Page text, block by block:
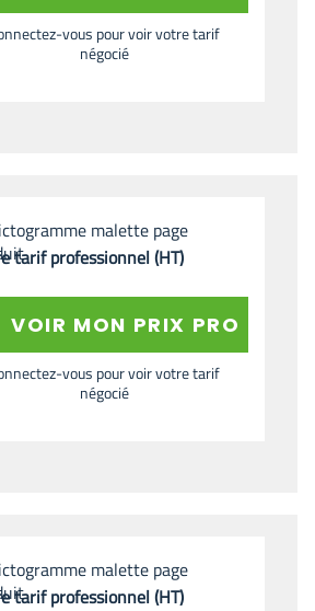
vous pour voir votre tarif
négocié
tarif professionnel (HT)
VOIR MON PRIX PRO
vous pour voir votre tarif
négocié
tarif professionnel (HT)